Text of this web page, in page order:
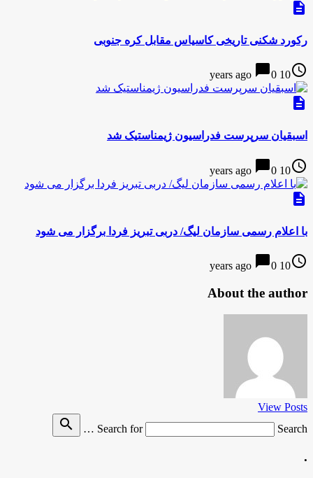
description
رکورد شکنی تاریخی کاسیاس مقابل کره جنوبی
access_time
10 years ago
chat_bubble0
description
اسبقیان سرپرست فدراسیون ژیمناستیک شد
access_time
10 years ago
chat_bubble0
description
با اعلام رسمی سازمان لیگ/ دربی تبریز فردا برگزار می شود
access_time
10 years ago
chat_bubble0
About the author
View Posts
Search for
Search …
search
.